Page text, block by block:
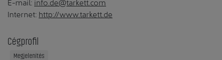
Internet: http://www.tarkett.de
Cégprofil
Megjelenítés